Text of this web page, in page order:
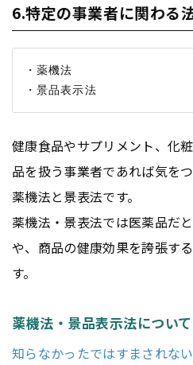
6.特定の事業者に関わる
・薬機法
健康食品やサプリメント、化
品を扱う事業者であれば気を
薬機法と景表法です。
薬機法・景表法では医薬品だ
や、商品の健康効果を誇張す
す。
薬機法・景品表示法につい
知らなかったではすまされな